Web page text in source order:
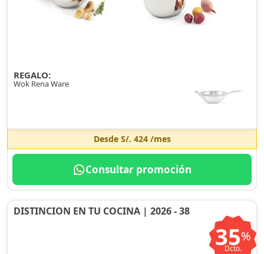
REGALO:
Wok Rena Ware
Desde S/. 424/mes
Consultar promoción
DISTINCION EN TU COCINA | 2026 - 38
35%
Dcto.